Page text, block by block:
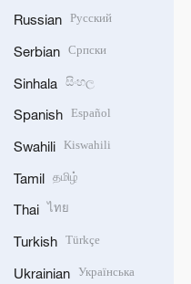
Russian Русский
Serbian Српски
Sinhala සිංහල
Spanish Español
Swahili Kiswahili
Tamil தமிழ்
Thai ไทย
Turkish Türkçe
Ukrainian Українська